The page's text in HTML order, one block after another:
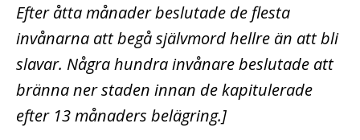
Efter åtta månader beslutade de flesta
invånarna att begå självmord hellre än att bli
slavar. Några hundra invånare beslutade att
bränna ner staden innan de kapitulerade
efter 13 månaders belägring.]